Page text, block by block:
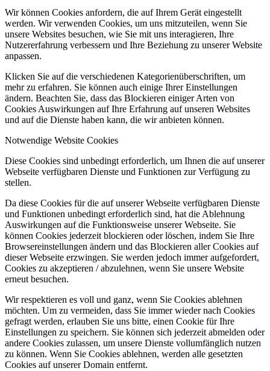
Wir können Cookies anfordern, die auf Ihrem Gerät eingestellt
werden. Wir verwenden Cookies, um uns mitzuteilen, wenn Sie
unsere Websites besuchen, wie Sie mit uns interagieren, Ihre
Nutzererfahrung verbessern und Ihre Beziehung zu unserer Website
anpassen.
Klicken Sie auf die verschiedenen Kategorienüberschriften, um
mehr zu erfahren. Sie können auch einige Ihrer Einstellungen
ändern. Beachten Sie, dass das Blockieren einiger Arten von
Cookies Auswirkungen auf Ihre Erfahrung auf unseren Websites
und auf die Dienste haben kann, die wir anbieten können.
Notwendige Website Cookies
Diese Cookies sind unbedingt erforderlich, um Ihnen die auf unserer
Webseite verfügbaren Dienste und Funktionen zur Verfügung zu
stellen.
Da diese Cookies für die auf unserer Webseite verfügbaren Dienste
und Funktionen unbedingt erforderlich sind, hat die Ablehnung
Auswirkungen auf die Funktionsweise unserer Webseite. Sie
können Cookies jederzeit blockieren oder löschen, indem Sie Ihre
Browsereinstellungen ändern und das Blockieren aller Cookies auf
dieser Webseite erzwingen. Sie werden jedoch immer aufgefordert,
Cookies zu akzeptieren / abzulehnen, wenn Sie unsere Website
erneut besuchen.
Wir respektieren es voll und ganz, wenn Sie Cookies ablehnen
möchten. Um zu vermeiden, dass Sie immer wieder nach Cookies
gefragt werden, erlauben Sie uns bitte, einen Cookie für Ihre
Einstellungen zu speichern. Sie können sich jederzeit abmelden oder
andere Cookies zulassen, um unsere Dienste vollumfänglich nutzen
zu können. Wenn Sie Cookies ablehnen, werden alle gesetzten
Cookies auf unserer Domain entfernt.